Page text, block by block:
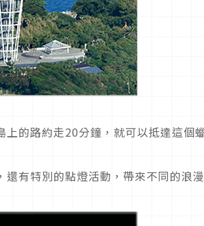
的路約走20分鐘，就可以抵達這個
有特別的點燈活動，帶來不同的浪